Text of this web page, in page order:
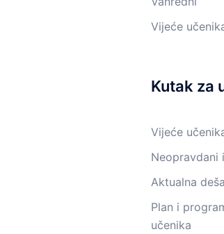
Vijeće
Kutak za
Vijeće
Neopravdani
Aktualna
Plan i
učenika